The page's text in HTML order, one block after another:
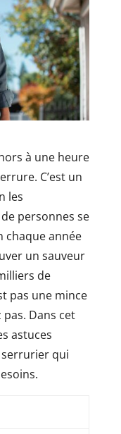
à une heure
C’est un
les
personnes se
chaque année
un sauveur
de
pas une mince
Dans cet
astuces
qui